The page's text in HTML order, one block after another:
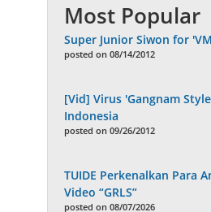
Most Popular
Super Junior Siwon for
posted on 08/14/2012
[Vid] Virus 'Gangnam
Indonesia
posted on 09/26/2012
TUIDE Perkenalkan Para
Video “GRLS”
posted on 08/07/2026